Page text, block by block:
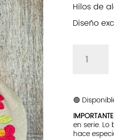
Hilos de
Diseño
Coquette
|
Beige
cantidad
🟢
en serie.
hace